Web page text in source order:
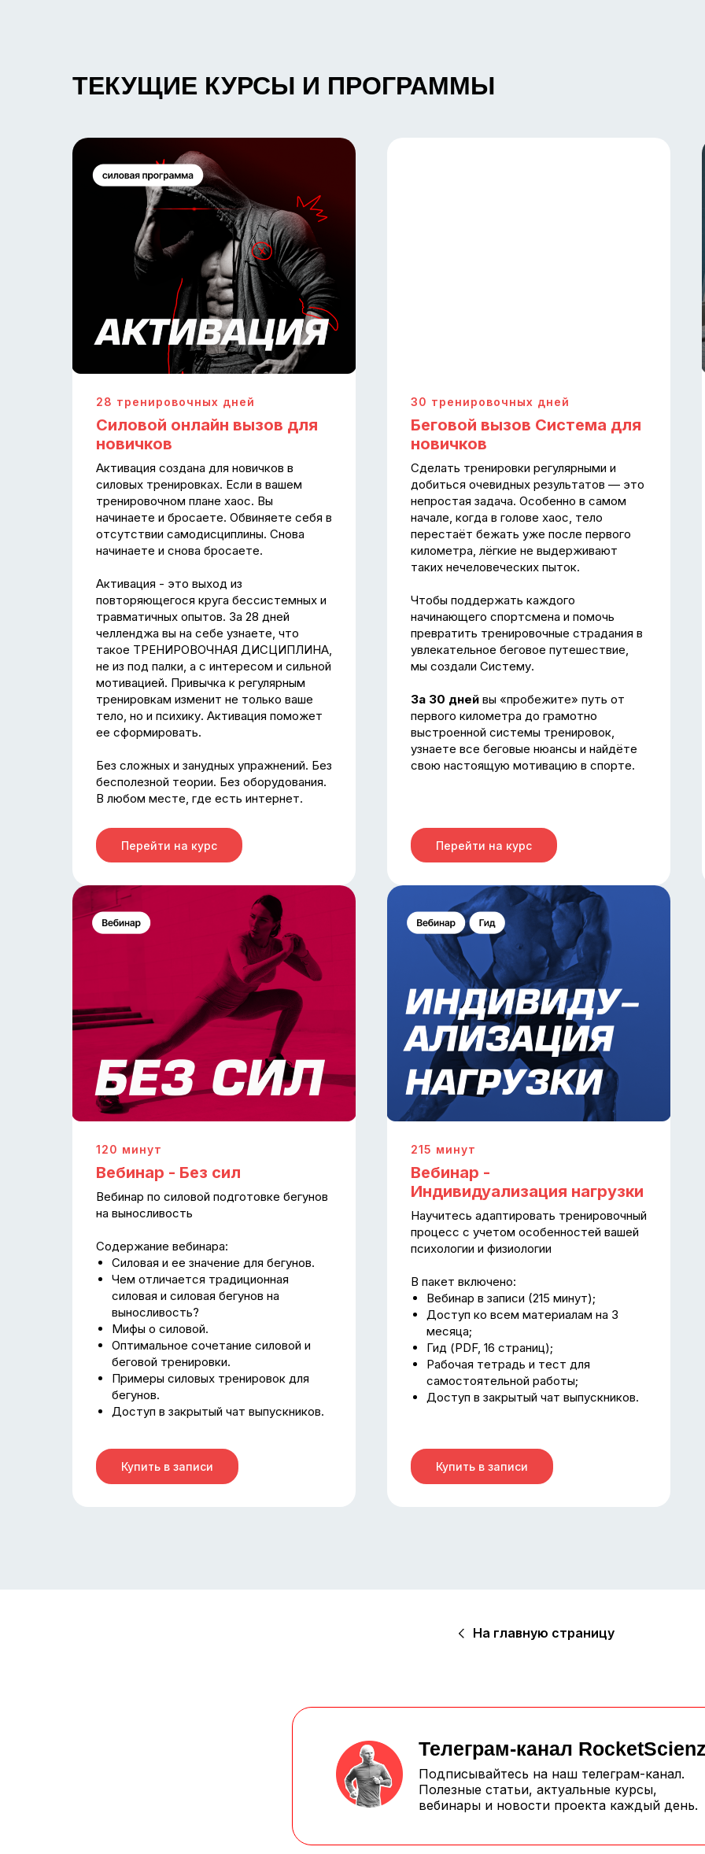
ТЕКУЩИЕ КУРСЫ И ПРОГРАММЫ
28 тренировочных дней
Силовой онлайн вызов для
новичков
Активация создана для новичков в
силовых тренировках. Если в вашем
тренировочном плане хаос. Вы
начинаете и бросаете. Обвиняете себя в
отсутствии самодисциплины. Снова
начинаете и снова бросаете.
Активация - это выход из
повторяющегося круга бессистемных и
травматичных опытов. За 28 дней
челленджа вы на себе узнаете, что
такое ТРЕНИРОВОЧНАЯ ДИСЦИПЛИНА,
не из под палки, а с интересом и сильной
мотивацией. Привычка к регулярным
тренировкам изменит не только ваше
тело, но и психику. Активация поможет
ее сформировать.
Без сложных и занудных упражнений. Без
бесполезной теории. Без оборудования.
В любом месте, где есть интернет.
Перейти на курс
30 тренировочных дней
Беговой вызов Система для
новичков
Сделать тренировки регулярными и
добиться очевидных результатов — это
непростая задача. Особенно в самом
начале, когда в голове хаос, тело
перестаёт бежать уже после первого
километра, лёгкие не выдерживают
таких нечеловеческих пыток.
Чтобы поддержать каждого
начинающего спортсмена и помочь
превратить тренировочные страдания в
увлекательное беговое путешествие,
мы создали Систему.
За 30 дней вы «пробежите» путь от
первого километра до грамотно
выстроенной системы тренировок,
узнаете все беговые нюансы и найдёте
свою настоящую мотивацию в спорте.
Перейти на курс
120 минут
Вебинар - Без сил
Вебинар по силовой подготовке бегунов
на выносливость
Содержание вебинара:
Силовая и ее значение для бегунов.
Чем отличается традиционная
силовая и силовая бегунов на
выносливость?
Мифы о силовой.
Оптимальное сочетание силовой и
беговой тренировки.
Примеры силовых тренировок для
бегунов.
Доступ в закрытый чат выпускников.
Купить в записи
215 минут
Вебинар -
Индивидуализация нагрузки
Научитесь адаптировать тренировочный
процесс с учетом особенностей вашей
психологии и физиологии
В пакет включено:
Вебинар в записи (215 минут);
Доступ ко всем материалам на 3
месяца;
Гид (PDF, 16 страниц);
Рабочая тетрадь и тест для
самостоятельной работы;
Доступ в закрытый чат выпускников.
Купить в записи
На главную страницу
Телеграм-канал
Подписывайтесь на наш телеграм-канал.
Полезные статьи, актуальные курсы,
вебинары и новости проекта каждый день.